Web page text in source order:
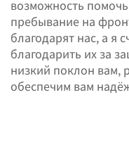
возможность
пребывание на
благодарят нас, а я
благодарить их за
низкий поклон вам,
обеспечим вам